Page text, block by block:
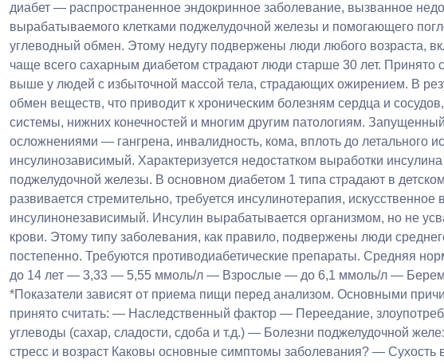
диабет — распространенное эндокринное заболевание, вызванное
вырабатываемого клетками поджелудочной железы и помогающего
углеводный обмен. Этому недугу подвержены люди любого возраста,
чаще всего сахарным диабетом страдают люди старше 30 лет. Принято
выше у людей с избыточной массой тела, страдающих ожирением. В
обмен веществ, что приводит к хроническим болезням сердца и
системы, нижних конечностей и многим другим патологиям.
осложнени­ями — гангрена, инвалидность, кома, вплоть до летального
инсулинозависимый. Характеризуется недостатком выработки
поджелудочной железы. В основном диабетом 1 типа страдают в
развивается стремительно, требуется инсулинотерапия,
инсулинонезависимый. Инсулин вырабатывается организмом, но не
крови. Этому типу заболевания, как правило, подвержены люди
постепенно. Требуются противодиабетические препараты. Средняя
до 14 лет — 3,33 — 5,55 ммоль/л — Взрослые — до 6,1 ммоль/л —
*Показатели зависят от приема пищи перед анализом. Основными
принято считать: — Наследственный фактор — Переедание,
углеводы (сахар, сладости, сдоба и т.д.) — Болезни поджелудочной
стресс и возраст Каковы основные симптомы заболевания? —